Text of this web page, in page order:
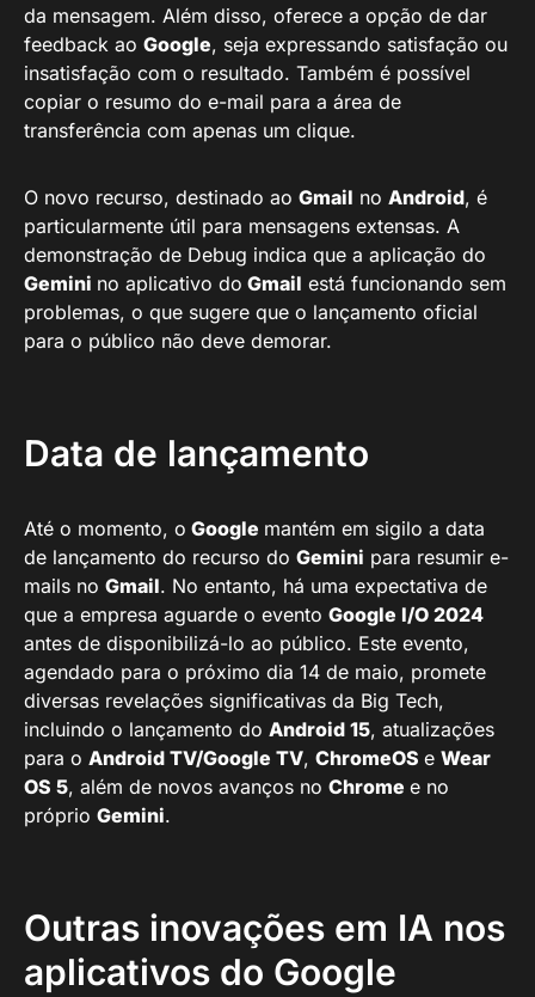
da mensagem. Além disso, oferece a opção de dar
feedback ao Google, seja expressando satisfação ou
insatisfação com o resultado. Também é possível
copiar o resumo do e-mail para a área de
transferência com apenas um clique.
O novo recurso, destinado ao Gmail no Android, é
particularmente útil para mensagens extensas. A
demonstração de Debug indica que a aplicação do
Gemini no aplicativo do Gmail está funcionando sem
problemas, o que sugere que o lançamento oficial
para o público não deve demorar.
Data de lançamento
Até o momento, o Google mantém em sigilo a data
de lançamento do recurso do Gemini para resumir e-
mails no Gmail. No entanto, há uma expectativa de
que a empresa aguarde o evento Google I/O 2024
antes de disponibilizá-lo ao público. Este evento,
agendado para o próximo dia 14 de maio, promete
diversas revelações significativas da Big Tech,
incluindo o lançamento do Android 15, atualizações
para o Android TV/Google TV, ChromeOS e Wear
OS 5, além de novos avanços no Chrome e no
próprio Gemini.
Outras inovações em IA nos
aplicativos do Google